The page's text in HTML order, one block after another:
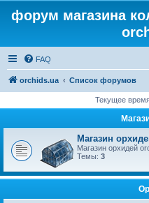
форум магазина
FAQ
orchids.ua Список форумов
Текущее
Магазин
Магазин орхидей
Темы: 3